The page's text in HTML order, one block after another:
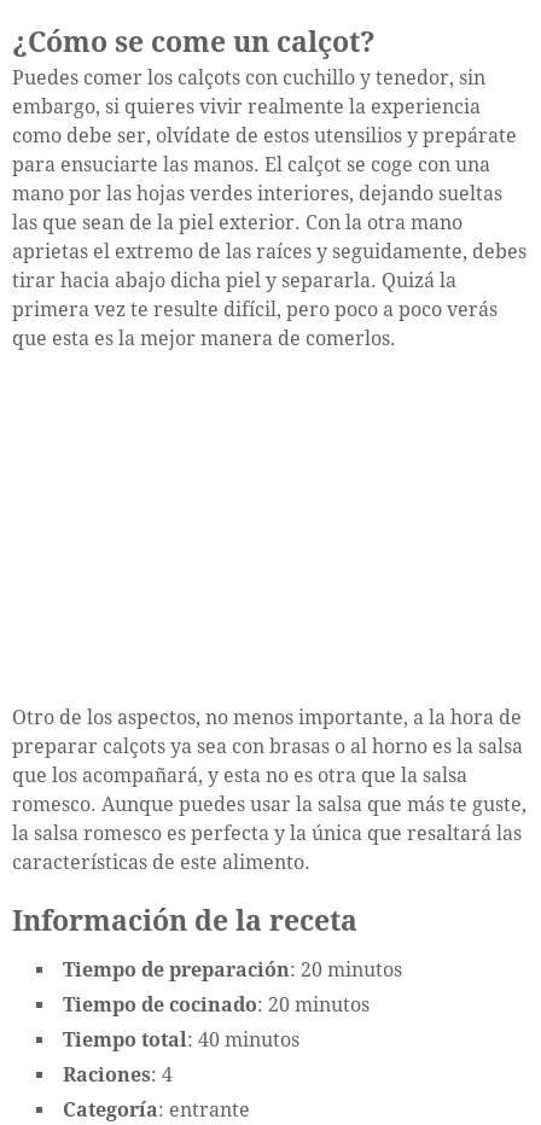
¿Cómo se come un calçot?
Puedes comer los calçots con cuchillo y tenedor, sin
embargo, si quieres vivir realmente la experiencia
como debe ser, olvídate de estos utensilios y prepárate
para ensuciarte las manos. El calçot se coge con una
mano por las hojas verdes interiores, dejando sueltas
las que sean de la piel exterior. Con la otra mano
aprietas el extremo de las raíces y seguidamente, debes
tirar hacia abajo dicha piel y separarla. Quizá la
primera vez te resulte difícil, pero poco a poco verás
que esta es la mejor manera de comerlos.
Otro de los aspectos, no menos importante, a la hora de
preparar calçots ya sea con brasas o al horno es la salsa
que los acompañará, y esta no es otra que la salsa
romesco. Aunque puedes usar la salsa que más te guste,
la salsa romesco es perfecta y la única que resaltará las
características de este alimento.
Información de la receta
Tiempo de preparación: 20 minutos
Tiempo de cocinado: 20 minutos
Tiempo total : 40 minutos
Raciones: 4
Categoría: entrante